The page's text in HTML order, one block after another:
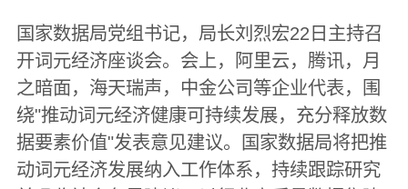
国家数据局党组书记，局长刘烈宏22日主持召
开词元经济座谈会。会上，阿里云，腾讯，月
之暗面，海天瑞声，中金公司等企业代表，围
绕"推动词元经济健康可持续发展，充分释放数
据要素价值"发表意见建议。国家数据局将把推
动词元经济发展纳入工作体系，持续跟踪研究